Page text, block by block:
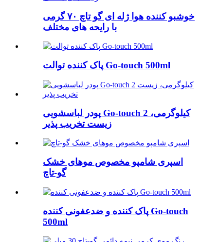
خوشبو کننده هوا ژله ای گو تاچ ۷۰ گرمی
با رایحه های مختلف
پاک کننده توالت Go-touch 500ml
پودر لباسشویی Go-touch 2 کیلوگرمی،
زیست تخریب پذیر
اسپری شامپو مخصوص موهای خشک
گو-تاچ
پاک کننده و ضدعفونی کننده Go-touch
500ml